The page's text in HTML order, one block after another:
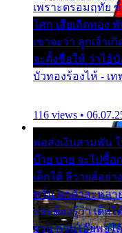
เพราะตรอมฤทัย
โศก เสียเถิดทอง
เขาจะว่า ลูกเจ้าเ
จะตั้งชื่อให้ ว่าไอ้บั
บัวทองร้องไห้ - เ
116 views •
พ่อส่งเงินสามพัน
บ๊าย บาย จะไปซื้อ
เด็กใต้ ลีวายส์อย่า
หวั่น ตกตัวละหลา
และต้องรู้ว่า เด็ก
ยวน กวนโอ๊ยพอไ